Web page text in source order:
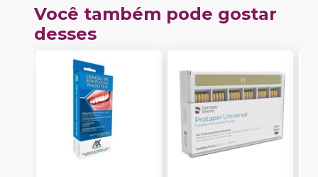
Você também pode gostar
desses